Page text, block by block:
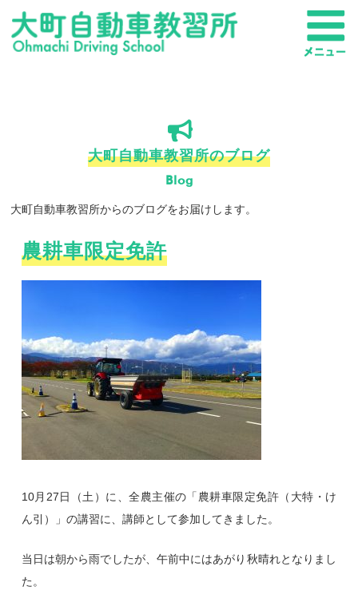
大町自動車教習所のブログ
Blog
大町自動車教習所からのブログをお届けします。
農耕車限定免許
10月27日（土）に、全農主催の「農耕車限定免許（大特・け
ん引）」の講習に、講師として参加してきました。
当日は朝から雨でしたが、午前中にはあがり秋晴れとなりまし
た。